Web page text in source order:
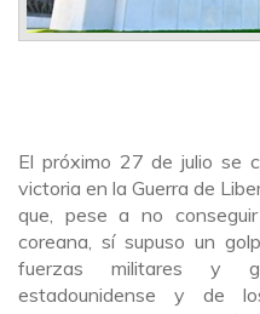
El próximo 27 de julio se
victoria en la Guerra de
que, pese a no
coreana, sí supuso un
fuerzas militares y
estadounidense y de